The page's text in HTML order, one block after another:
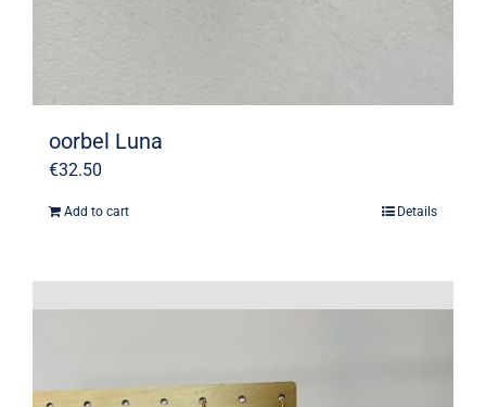
oorbel Luna
€32.50
Add to cart Details